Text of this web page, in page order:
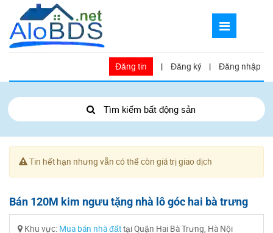
Đăng tin | Đăng ký | Đăng nhập
Tìm kiếm bất động sản
Tin hết hạn nhưng vẫn có thể còn giá trị giao dịch
Bán 120M kim ngưu tặng nhà lô góc hai bà trưng
Khu vực: Mua bán nhà đấttại Quận Hai Bà Trưng, Hà Nội